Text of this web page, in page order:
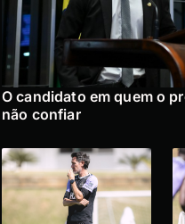
O candidato em quem o
não confiar